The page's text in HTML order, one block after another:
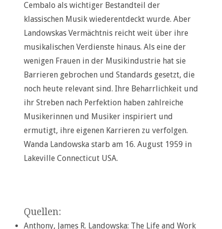
Cembalo als wichtiger Bestandteil der
klassischen Musik wiederentdeckt wurde. Aber
Landowskas Vermächtnis reicht weit über ihre
musikalischen Verdienste hinaus. Als eine der
wenigen Frauen in der Musikindustrie hat sie
Barrieren gebrochen und Standards gesetzt, die
noch heute relevant sind. Ihre Beharrlichkeit und
ihr Streben nach Perfektion haben zahlreiche
Musikerinnen und Musiker inspiriert und
ermutigt, ihre eigenen Karrieren zu verfolgen.
Wanda Landowska starb am 16. August 1959 in
Lakeville Connecticut USA.
Quellen:
Anthony, James R. Landowska: The Life and Work